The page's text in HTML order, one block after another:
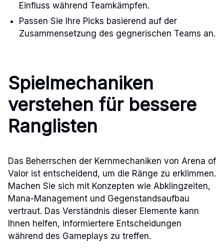
Einfluss während Teamkämpfen.
Passen Sie Ihre Picks basierend auf der
Zusammensetzung des gegnerischen Teams an.
Spielmechaniken
verstehen für bessere
Ranglisten
Das Beherrschen der Kernmechaniken von Arena of
Valor ist entscheidend, um die Ränge zu erklimmen.
Machen Sie sich mit Konzepten wie Abklingzeiten,
Mana-Management und Gegenstandsaufbau
vertraut. Das Verständnis dieser Elemente kann
Ihnen helfen, informiertere Entscheidungen
während des Gameplays zu treffen.